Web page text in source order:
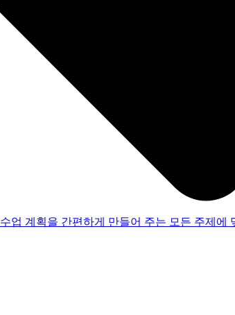
수업 계획을 간편하게 만들어 주는 모든 주제에